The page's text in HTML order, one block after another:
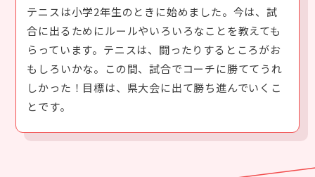
テニスは小学2年生のときに始めました。今は、試
合に出るためにルールやいろいろなことを教えても
らっています。テニスは、闘ったりするところがお
もしろいかな。この間、試合でコーチに勝ててうれ
しかった！目標は、県大会に出て勝ち進んでいくこ
とです。